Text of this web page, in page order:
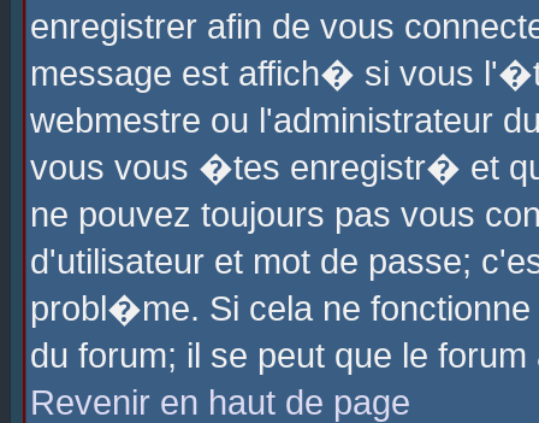
enregistrer afin de vous
message est affich� si vous
webmestre ou l'administrateur
vous vous �tes enregistr� et
ne pouvez toujours pas vous
d'utilisateur et mot de passe;
probl�me. Si cela ne
du forum; il se peut que le
Revenir en haut de page